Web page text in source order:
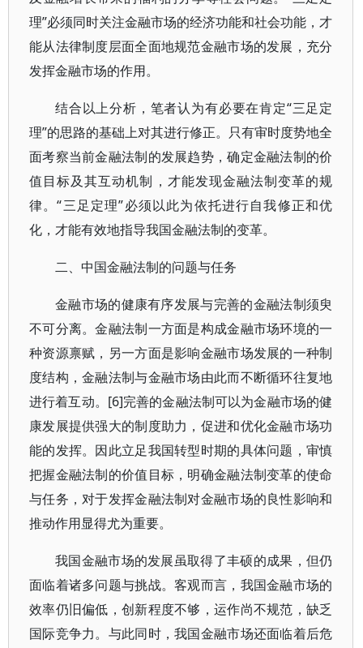
理”必须同时关注金融市场的经济功能和社会功能，才
能从法律制度层面全面地规范金融市场的发展，充分
发挥金融市场的作用。
结合以上分析，笔者认为有必要在肯定“三足定
理”的思路的基础上对其进行修正。只有审时度势地全
面考察当前金融法制的发展趋势，确定金融法制的价
值目标及其互动机制，才能发现金融法制变革的规
律。“三足定理”必须以此为依托进行自我修正和优
化，才能有效地指导我国金融法制的变革。
二、中国金融法制的问题与任务
金融市场的健康有序发展与完善的金融法制须臾
不可分离。金融法制一方面是构成金融市场环境的一
种资源禀赋，另一方面是影响金融市场发展的一种制
度结构，金融法制与金融市场由此而不断循环往复地
进行着互动。[6]完善的金融法制可以为金融市场的健
康发展提供强大的制度助力，促进和优化金融市场功
能的发挥。因此立足我国转型时期的具体问题，审慎
把握金融法制的价值目标，明确金融法制变革的使命
与任务，对于发挥金融法制对金融市场的良性影响和
推动作用显得尤为重要。
我国金融市场的发展虽取得了丰硕的成果，但仍
面临着诸多问题与挑战。客观而言，我国金融市场的
效率仍旧偏低，创新程度不够，运作尚不规范，缺乏
国际竞争力。与此同时，我国金融市场还面临着后危